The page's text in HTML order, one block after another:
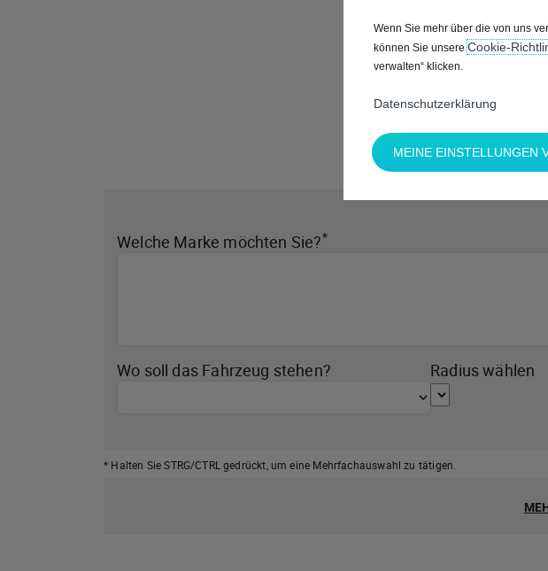
Welche Marke möchten Sie?*
Wo soll das Fahrzeug stehen? Radius wählen
* Halten Sie STRG/CTRL gedrückt, um eine Mehrfachauswahl zu tätigen.
Wenn Sie mehr über die von uns
können Sie unsere
verwalten“ klicken.
Datenschutzerklärung
MEINE EINSTELLUNGEN